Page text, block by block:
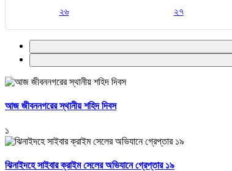
২৬ ২৭
আজ জীবননগরের স্থানীয় শহিদ দিবস
১
ঝিনাইদহে সাইবার ক্রাইম সেলের অভিযানে গ্রেপ্তার ১৯